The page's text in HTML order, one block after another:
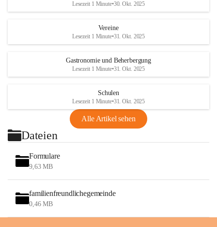
Lesezeit 1 Minute•30. Okt. 2025
Vereine
Lesezeit 1 Minute•31. Okt. 2025
Gastronomie und Beherbergung
Lesezeit 1 Minute•31. Okt. 2025
Schulen
Lesezeit 1 Minute•31. Okt. 2025
Alle Artikel sehen
Dateien
Formulare
9,63 MB
familienfreundlichegemeinde
0,46 MB